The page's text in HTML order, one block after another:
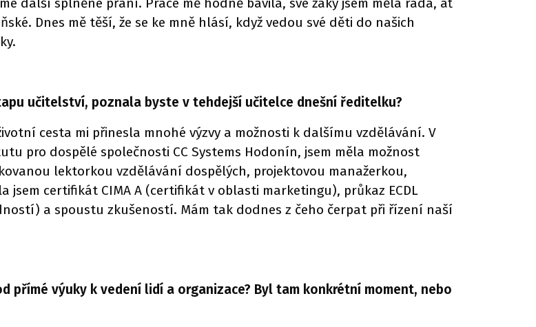
Dnes mě těší, že se ke mně hlásí, když vedou své děti do našich
učitelství, poznala byste v tehdejší učitelce dnešní ředitelku?
cesta mi přinesla mnohé výzvy a možnosti k dalšímu vzdělávání. V
pro dospělé společnosti CC Systems Hodonín, jsem měla možnost
lektorkou vzdělávání dospělých, projektovou manažerkou,
certifikát CIMA A (certifikát v oblasti marketingu), průkaz ECDL
a spoustu zkušeností. Mám tak dodnes z čeho čerpat při řízení naší
přímé výuky k vedení lidí a organizace? Byl tam konkrétní moment, nebo